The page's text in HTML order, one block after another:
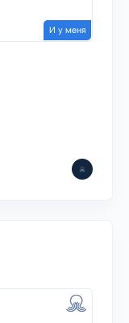
И у меня